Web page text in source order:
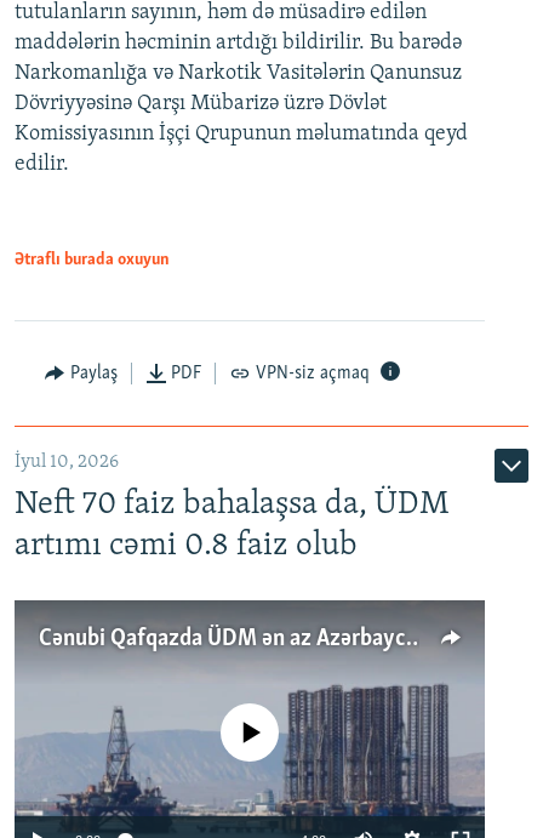
tutulanların sayının, həm də müsadirə edilən
maddələrin həcminin artdığı bildirilir. Bu barədə
Narkomanlığa və Narkotik Vasitələrin Qanunsuz
Dövriyyəsinə Qarşı Mübarizə üzrə Dövlət
Komissiyasının İşçi Qrupunun məlumatında qeyd
edilir.
Ətraflı burada oxuyun
Paylaş PDF VPN-siz açmaq
İyul 10, 2026
Neft 70 faiz bahalaşsa da, ÜDM
artımı cəmi 0.8 faiz olub
Cənubi Qafqazda ÜDM ən az Azərbaycanda artır: Qonşuları niyə Bakını qabaqlaya bilir?
No media source currently available